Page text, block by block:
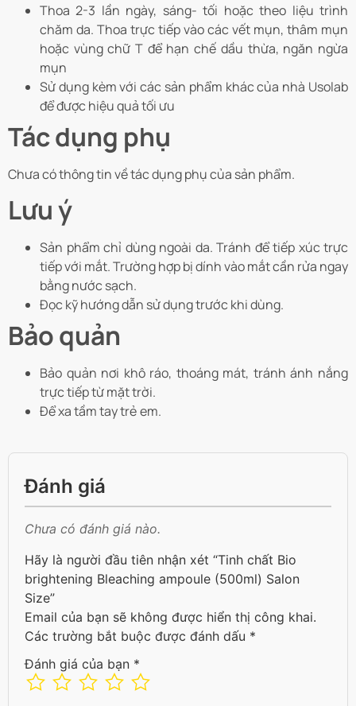
Thoa 2-3 lần ngày, sáng- tối hoặc theo liệu trình
chăm da. Thoa trực tiếp vào các vết mụn, thâm mụn
hoặc vùng chữ T để hạn chế dầu thừa, ngăn ngừa
mụn
Sử dụng kèm với các sản phẩm khác của nhà Usolab
để được hiệu quả tối ưu
Tác dụng phụ
Chưa có thông tin về tác dụng phụ của sản phẩm.
Lưu ý
Sản phẩm chỉ dùng ngoài da. Tránh để tiếp xúc trực
tiếp với mắt. Trường hợp bị dính vào mắt cần rửa ngay
bằng nước sạch.
Đọc kỹ hướng dẫn sử dụng trước khi dùng.
Bảo quản
Bảo quản nơi khô ráo, thoáng mát, tránh ánh nắng
trực tiếp từ mặt trời.
Để xa tầm tay trẻ em.
Đánh giá
Chưa có đánh giá nào.
Hãy là người đầu tiên nhận xét “Tinh chất Bio
brightening Bleaching ampoule (500ml) Salon
Size”
Email của bạn sẽ không được hiển thị công khai.
Các trường bắt buộc được đánh dấu *
Đánh giá của bạn *